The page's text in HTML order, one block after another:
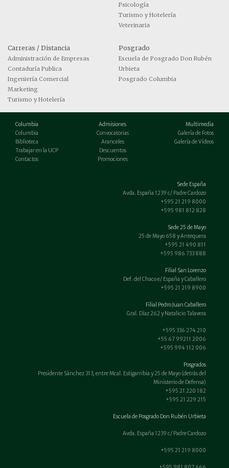
Psicología
Turismo y Hotelería
Veterinaria
Carreras / Distancia
Administración de Empresas
Contaduría Publica
Ingeniería Comercial
Marketing
Turismo y Hotelería
Posgrado
Escuela de Posgrado Don Rubén
Urbieta
Posgrado Columbia
Columbia
Columbia
Biblioteca
Trabajar en la UCP
Contactos
Admisiones
Convocatorias
Aranceles
Descuentos
Promociones
Multimedia
Galería de Fotos
Galería de Vídeos
Sede España
Avda. España 1239 c/ Padre Cardozo
+595 21 219 8000
+595 981 812 828
Sede 25 de Mayo
25 de Mayo 658 y Antequera
+595 21 490 811
+595 986 733 888
Filial San Lorenzo
Def. del Chaco e/ España y Caballero
+595 21 219 8900
Filial Pedro Juan Caballero
Gral. Díaz 262 y Natalicio Talavera
+595 336 274 210
+55 67 99211 2006
+595 994 112 006
Posgrados
Presidente Sánchez 313, entre Mcal. Estigarribia y 25 de Mayo (detrás del
Ministerio de Defensa)
+595 21 220 182
+595 21 229 215
Escuela de Posgrado Don Rubén Urbieta
Avda. España 1239 c/ Padre Cardozo
+595 21 219 8000